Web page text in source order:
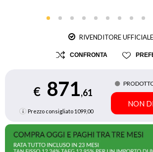
RIVENDITORE UFFICIALE
CONFRONTA
€ 871,61
Prezzo consigliato 1099,00
NON